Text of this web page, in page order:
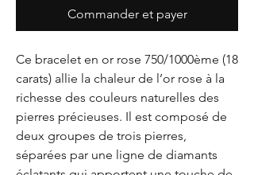
Commander et payer
Ce bracelet en or rose 750/1000ème (18
carats) allie la chaleur de l’or rose à la
richesse des couleurs naturelles des
pierres précieuses. Il est composé de
deux groupes de trois pierres,
séparées par une ligne de diamants